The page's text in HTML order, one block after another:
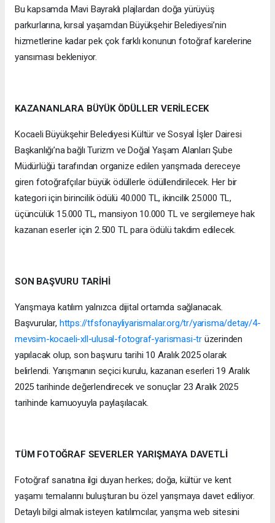
Bu kapsamda Mavi Bayraklı plajlardan doğa yürüyüş
parkurlarına, kırsal yaşamdan Büyükşehir Belediyesi’nin
hizmetlerine kadar pek çok farklı konunun fotoğraf karelerine
yansıması bekleniyor.
KAZANANLARA BÜYÜK ÖDÜLLER VERİLECEK
Kocaeli Büyükşehir Belediyesi Kültür ve Sosyal İşler Dairesi
Başkanlığı’na bağlı Turizm ve Doğal Yaşam Alanları Şube
Müdürlüğü tarafından organize edilen yarışmada dereceye
giren fotoğrafçılar büyük ödüllerle ödüllendirilecek. Her bir
kategori için birincilik ödülü 40.000 TL, ikincilik 25.000 TL,
üçüncülük 15.000 TL, mansiyon 10.000 TL ve sergilemeye hak
kazanan eserler için 2.500 TL para ödülü takdim edilecek.
SON BAŞVURU TARİHİ
Yarışmaya katılım yalnızca dijital ortamda sağlanacak.
Başvurular, https://tfsfonayliyarismalar.org/tr/yarisma/detay/4-
mevsim-kocaeli-xll-ulusal-fotograf-yarismasi-trüzerinden
yapılacak olup, son başvuru tarihi 10 Aralık 2025 olarak
belirlendi. Yarışmanın seçici kurulu, kazanan eserleri 19 Aralık
2025 tarihinde değerlendirecek ve sonuçlar 23 Aralık 2025
tarihinde kamuoyuyla paylaşılacak.
TÜM FOTOĞRAF SEVERLER YARIŞMAYA DAVETLİ
Fotoğraf sanatına ilgi duyan herkes; doğa, kültür ve kent
yaşamı temalarını buluşturan bu özel yarışmaya davet ediliyor.
Detaylı bilgi almak isteyen katılımcılar, yarışma web sitesini